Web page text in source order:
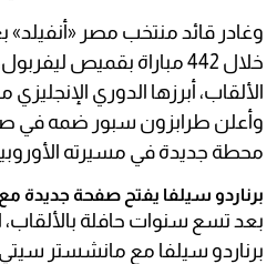
خلال 442 مباراة بقميص
الألقاب، أبرزها الدوري
وأعلن طرابزون سبور ضمه في
محطة جديدة في مسيرته
برناردو سيلفا يفتح صفحة جديدة
بعد تسع سنوات حافلة بالألقاب،
برناردو سيلفا مع مانشستر